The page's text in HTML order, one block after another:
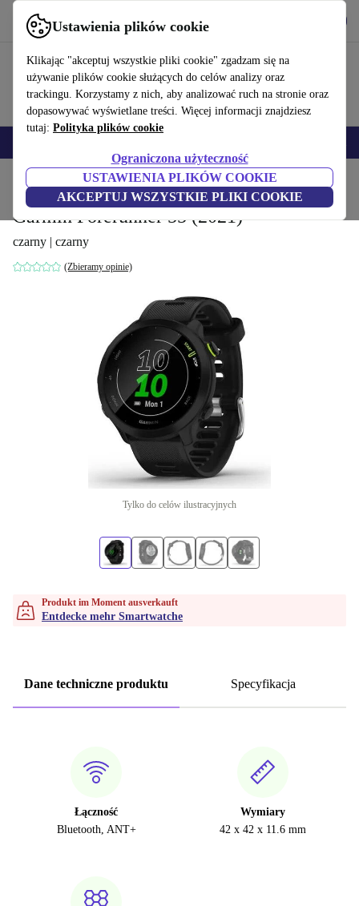
Ustawienia plików cookie
Klikając "akceptuj wszystkie pliki cookie" zgadzam się na
używanie plików cookie służących do celów analizy oraz
trackingu. Korzystamy z nich, aby analizować ruch na stronie oraz
dopasowywać wyświetlane treści. Więcej informacji znajdziesz
tutaj: Polityka plików cookie
Ograniczona użyteczność
USTAWIENIA PLIKÓW COOKIE
AKCEPTUJ WSZYSTKIE PLIKI COOKIE
Korzystaj z refurbed szybko i łatwo
Produkty Smartwatche
Garmin Forerunner 55 (2021)
czarny | czarny
(Zbieramy opinie)
Tylko do celów ilustracyjnych
Produkt im Moment ausverkauft
Entdecke mehr Smartwatche
Dane techniczne produktu Specyfikacja
Łączność
Bluetooth, ANT+
Wymiary
42 x 42 x 11.6 mm